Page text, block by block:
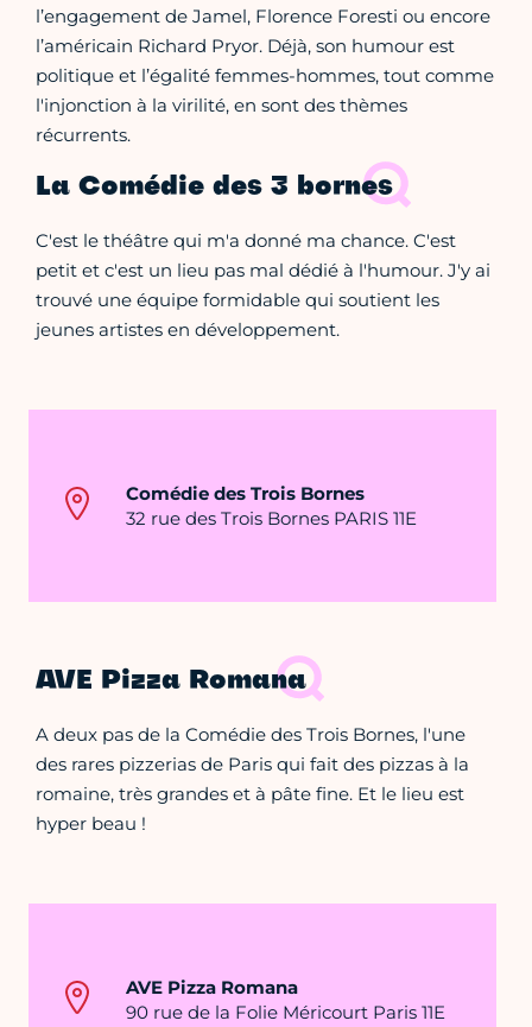
l’engagement de Jamel, Florence Foresti ou encore
l’américain Richard Pryor. Déjà, son humour est
politique et l’égalité femmes-hommes, tout comme
l'injonction à la virilité, en sont des thèmes
récurrents.
La Comédie des 3 bornes
C'est le théâtre qui m'a donné ma chance. C'est
petit et c'est un lieu pas mal dédié à l'humour. J'y ai
trouvé une équipe formidable qui soutient les
jeunes artistes en développement.
Comédie des Trois Bornes
32 rue des Trois Bornes PARIS 11E
AVE Pizza Romana
A deux pas de la Comédie des Trois Bornes, l'une
des rares pizzerias de Paris qui fait des pizzas à la
romaine, très grandes et à pâte fine. Et le lieu est
hyper beau !
AVE Pizza Romana
90 rue de la Folie Méricourt Paris 11E